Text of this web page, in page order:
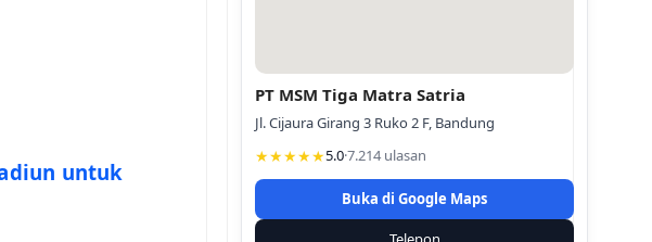
untuk
PT MSM Tiga Matra Satria
Jl. Cijaura Girang 3 Ruko 2 F, Bandung
★★★★★5.0·7.214 ulasan
Buka di Google Maps